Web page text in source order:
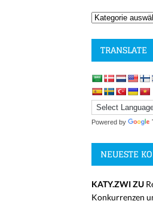
TRANSLATE
Powered by
NEUESTE
KATY.ZWI ZU
Konkurrenzen